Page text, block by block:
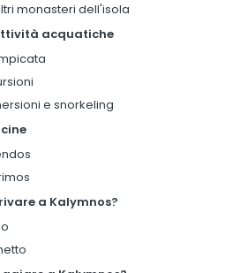
monasteri dell'isola
acquatiche
e snorkeling
a Kalymnos?